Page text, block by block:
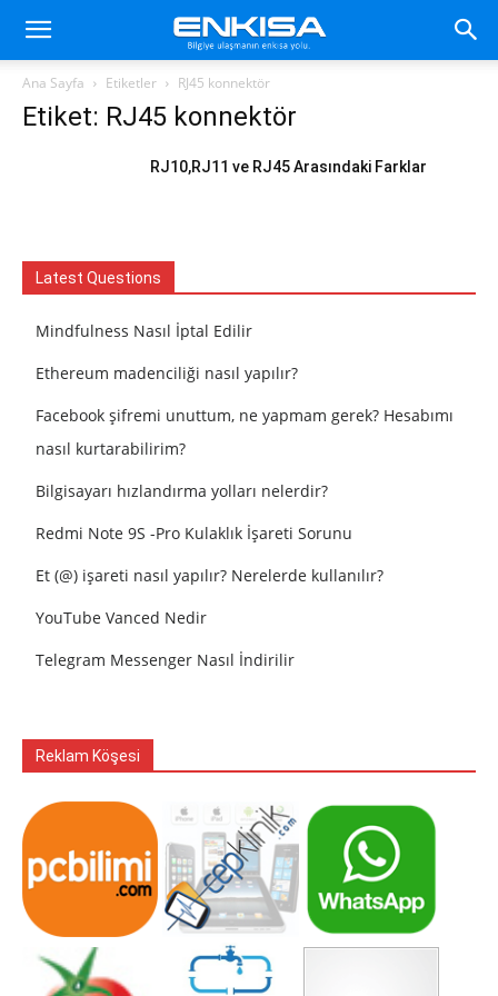
Ana Sayfa Etiketler RJ45 konnektör
Etiket: RJ45 konnektör
RJ10,RJ11 ve RJ45 Arasındaki Farklar
Latest Questions
Mindfulness Nasıl İptal Edilir
Ethereum madenciliği nasıl yapılır?
Facebook şifremi unuttum, ne yapmam gerek? Hesabımı
nasıl kurtarabilirim?
Bilgisayarı hızlandırma yolları nelerdir?
Redmi Note 9S -Pro Kulaklık İşareti Sorunu
Et (@) işareti nasıl yapılır? Nerelerde kullanılır?
YouTube Vanced Nedir
Telegram Messenger Nasıl İndirilir
Reklam Köşesi